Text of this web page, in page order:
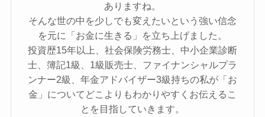
ありますね。
そんな世の中を少しでも変えたいという強い信念
を元に「お金に生きる」を立ち上げました。
投資歴15年以上、社会保険労務士、中小企業診断
士、簿記1級、1級販売士、ファイナンシャルプラ
ンナー2級、年金アドバイザー3級持ちの私が「お
金」についてどこよりもわかりやすくお伝えるこ
とを目指していきます。